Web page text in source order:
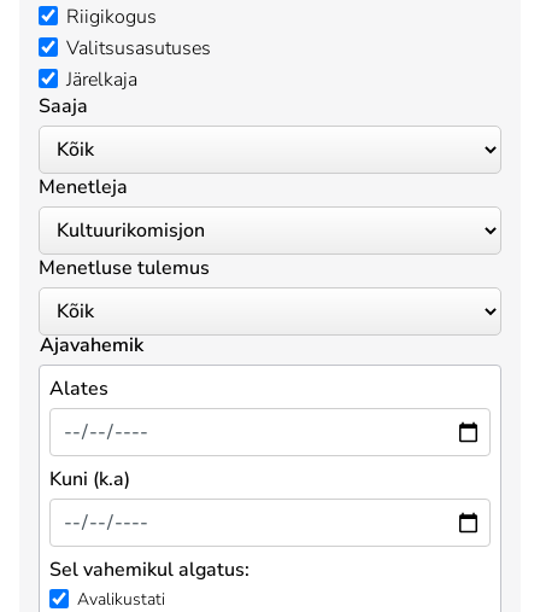
Riigikogus
Valitsusasutuses
Järelkaja
Saaja
Menetleja
Menetluse tulemus
Ajavahemik
Alates
Kuni (k.a)
Sel vahemikul algatus:
Avalikustati